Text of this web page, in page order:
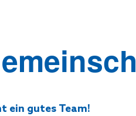
ein gutes Team!